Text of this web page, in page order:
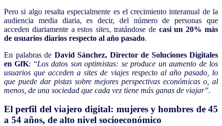
Pero si algo resalta especialmente es el crecimiento interanual de la
audiencia media diaria, es decir, del número de personas que
acceden diariamente a estossites, tratándose de casi un 20% más
de usuarios diarios respecto al año pasado.
En palabras de David Sánchez, Director de Soluciones Digitales
en GfK: “Los datos son optimistas: se produce un aumento de los
usuarios que acceden a sites de viajes respecto al año pasado, lo
que puede dar pistas sobre mejores perspectivas económicas o, al
menos, de una sociedad que cada vez tiene más ganas de viajar”.
El perfil del viajero digital: mujeres y hombres de 45
a 54 años, de alto nivel socioeconómico